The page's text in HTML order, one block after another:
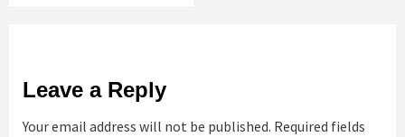
Leave a Reply
Your email address will not be published. Required fields